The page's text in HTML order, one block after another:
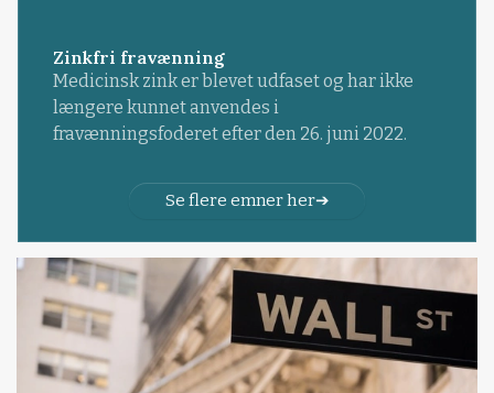
Zinkfri fravænning
Medicinsk zink er blevet udfaset og har ikke
længere kunnet anvendes i
fravænningsfoderet efter den 26. juni 2022.
Se flere emner her